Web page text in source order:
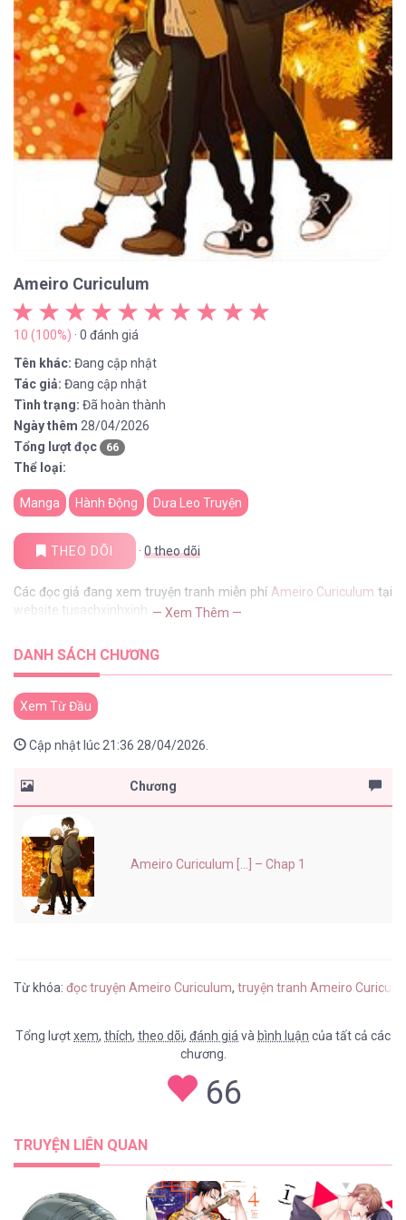
Ameiro Curiculum
10 (100%) · 0 đánh giá
Tên khác: Đang cập nhật
Tác giả: Đang cập nhật
Tình trạng: Đã hoàn thành
Ngày thêm 28/04/2026
Tổng lượt đọc
66
Thể loại:
Manga Hành Động Dưa Leo Truyện
THEO DÕI · 0theo dõi
Các đọc giả đang xem truyện tranh miễn phí Ameiro Curiculum tại
website tusachxinhxinh — Xem Thêm —
DANH SÁCH CHƯƠNG
Xem Từ Đầu
Cập nhật lúc 21:36 28/04/2026.
Chương
Ameiro Curiculum [...] – Chap 1
Từ khóa: đọc truyện Ameiro Curiculum, truyện tranh Ameiro
Tổng lượtxem, thích, theo dõi, đánh giá và bình luận của tất cả các
chương.
66
TRUYỆN LIÊN QUAN